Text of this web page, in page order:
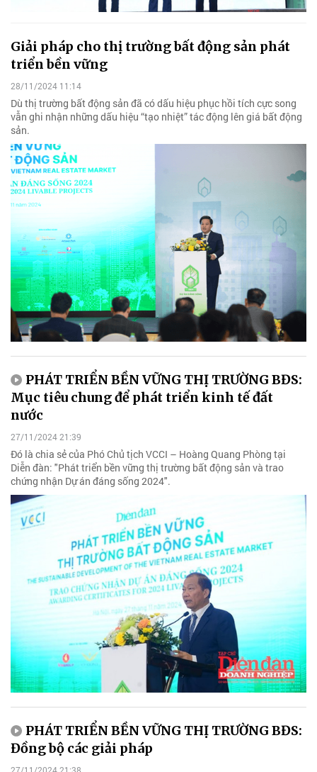
Giải pháp cho thị trường bất động sản phát
triển bền vững
28/11/2024 11:14
Dù thị trường bất động sản đã có dấu hiệu phục hồi tích cực song
vẫn ghi nhận những dấu hiệu “tạo nhiệt” tác động lên giá bất động
sản.
PHÁT TRIỂN BỀN VỮNG THỊ TRƯỜNG BĐS:
Mục tiêu chung để phát triển kinh tế đất
nước
27/11/2024 21:39
Đó là chia sẻ của Phó Chủ tịch VCCI – Hoàng Quang Phòng tại
Diễn đàn: "Phát triển bền vững thị trường bất động sản và trao
chứng nhận Dự án đáng sống 2024".
PHÁT TRIỂN BỀN VỮNG THỊ TRƯỜNG BĐS:
Đồng bộ các giải pháp